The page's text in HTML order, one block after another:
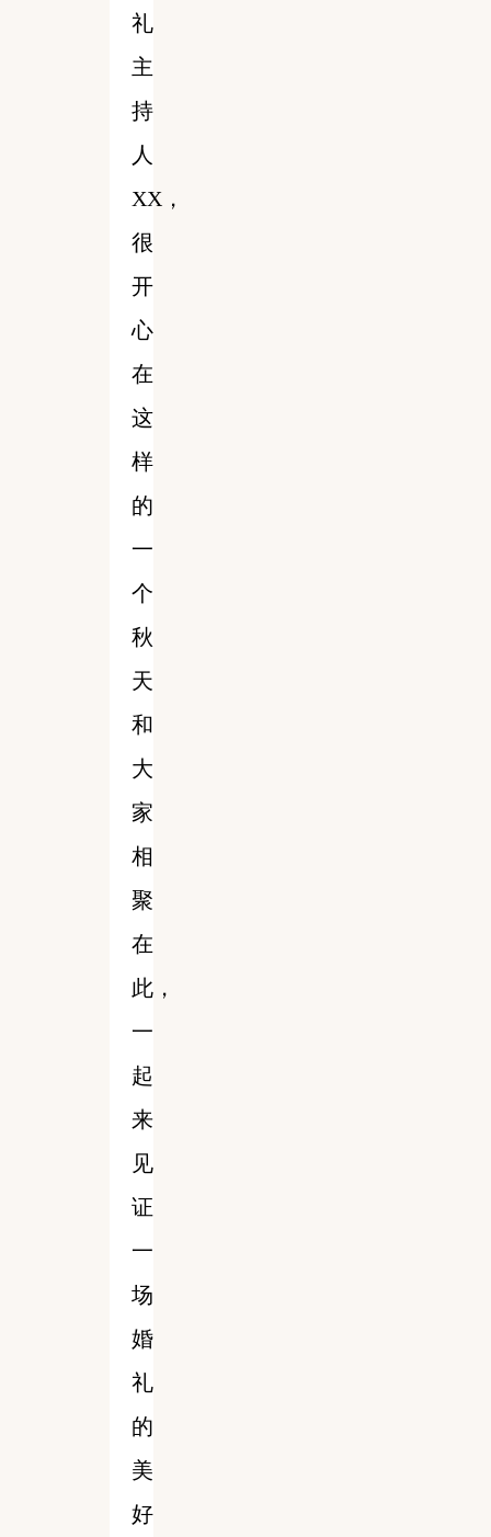
礼
主
持
人
XX，
很
开
心
在
这
样
的
一
个
秋
天
和
大
家
相
聚
在
此，
一
起
来
见
证
一
场
婚
礼
的
美
好